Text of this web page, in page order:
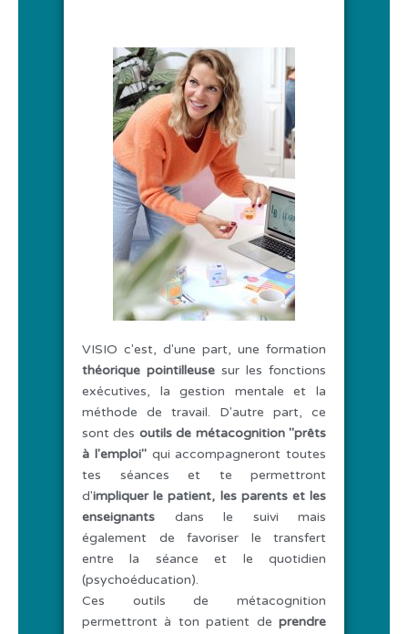
VISIO c'est, d'une part, une formation
théorique pointilleuse sur les fonctions
exécutives, la gestion mentale et la
méthode de travail. D'autre part, ce
sont des outils de métacognition "prêts
à l'emploi"qui accompagneront toutes
tes séances et te permettront
d'impliquer le patient, les parents et les
enseignants dans le suivi mais
également de favoriser le transfert
entre la séance et le quotidien
(psychoéducation).
Ces outils de métacognition
permettront à ton patient de prendre